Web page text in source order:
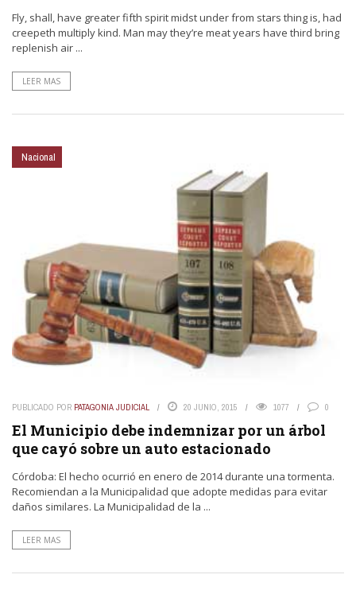
Fly, shall, have greater fifth spirit midst under from stars thing is, had
creepeth multiply kind. Man may they’re meat years have third bring
replenish air ...
LEER MAS
Nacional
PUBLICADO POR PATAGONIA JUDICIAL 20 JUNIO, 2015 1077 0
El Municipio debe indemnizar por un árbol
que cayó sobre un auto estacionado
Córdoba: El hecho ocurrió en enero de 2014 durante una tormenta.
Recomiendan a la Municipalidad que adopte medidas para evitar
daños similares. La Municipalidad de la ...
LEER MAS